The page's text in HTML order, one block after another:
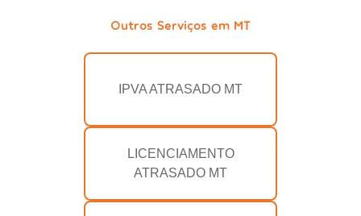
Outros Serviços em MT
IPVA ATRASADO MT
LICENCIAMENTO
ATRASADO MT